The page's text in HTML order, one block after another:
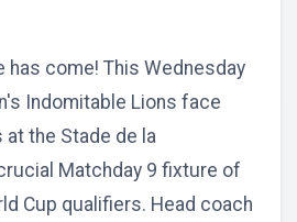
has come! This Wednesday
Indomitable Lions face
the Stade de la
Matchday 9 fixture of
Cup qualifiers. Head coach